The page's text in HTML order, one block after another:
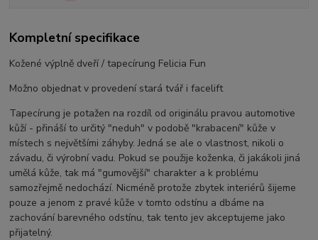
Kompletní specifikace
Kožené výplně dveří / tapecírung Felicia Fun
Možno objednat v provedení stará tvář i facelift
Tapecírung je potažen na rozdíl od originálu pravou automotive
kůží - přináší to určitý "neduh" v podobě "krabacení" kůže v
místech s největšími záhyby. Jedná se ale o vlastnost, nikoli o
závadu, či výrobní vadu. Pokud se použije koženka, či jakákoli jiná
umělá kůže, tak má "gumovější" charakter a k problému
samozřejmě nedochází. Nicméně protože zbytek interiérů šijeme
pouze a jenom z pravé kůže v tomto odstínu a dbáme na
zachování barevného odstínu, tak tento jev akceptujeme jako
přijatelný.